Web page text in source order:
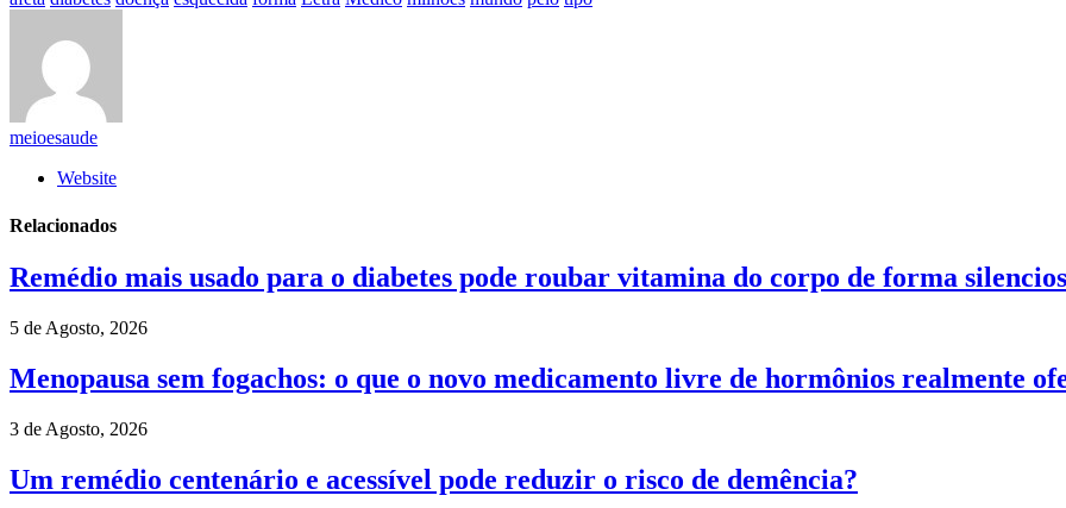
meioesaude
Website
Relacionados
Remédio mais usado para o diabetes pode roubar vitamina do corpo de forma
5 de Agosto, 2026
Menopausa sem fogachos: o que o novo medicamento livre de hormônios realmente
3 de Agosto, 2026
Um remédio centenário e acessível pode reduzir o risco de demência?